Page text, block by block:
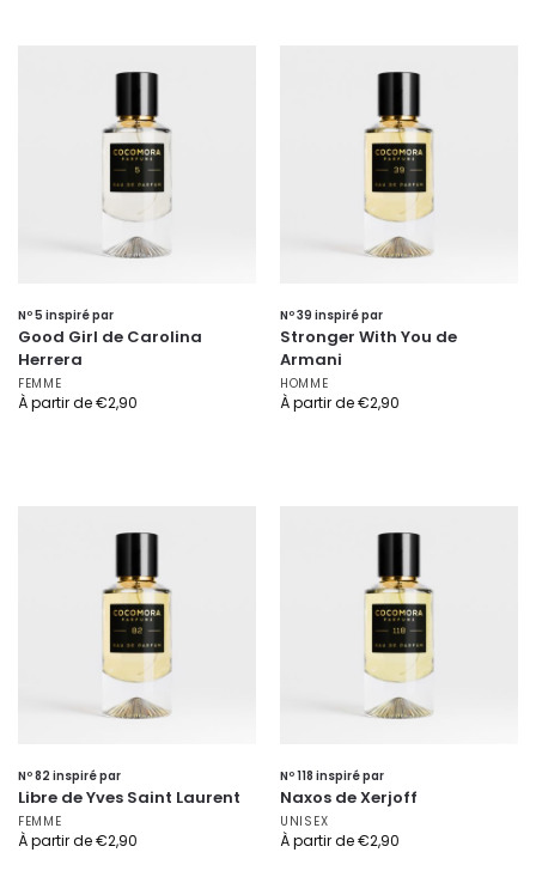
Nº 5 inspiré par
Good Girl de Carolina
Herrera
FEMME
À partir de€2,90
Nº 39 inspiré par
Stronger With You de
Armani
HOMME
À partir de€2,90
Nº 82 inspiré par
Libre de Yves Saint Laurent
FEMME
À partir de€2,90
Nº 118 inspiré par
Naxos de Xerjoff
UNISEX
À partir de€2,90